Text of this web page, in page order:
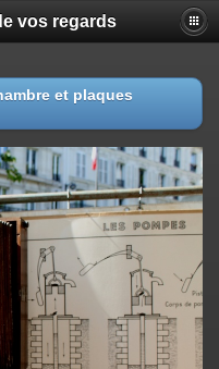
vos regards
et plaques